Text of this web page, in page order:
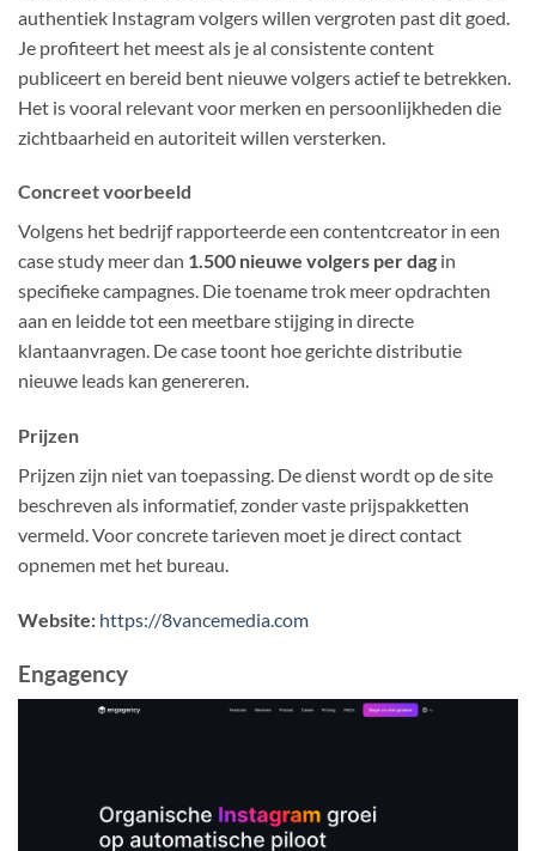
authentiek Instagram volgers willen vergroten past dit goed.
Je profiteert het meest als je al consistente content
publiceert en bereid bent nieuwe volgers actief te betrekken.
Het is vooral relevant voor merken en persoonlijkheden die
zichtbaarheid en autoriteit willen versterken.
Concreet voorbeeld
Volgens het bedrijf rapporteerde een contentcreator in een
case study meer dan 1.500 nieuwe volgers per dag in
specifieke campagnes. Die toename trok meer opdrachten
aan en leidde tot een meetbare stijging in directe
klantaanvragen. De case toont hoe gerichte distributie
nieuwe leads kan genereren.
Prijzen
Prijzen zijn niet van toepassing. De dienst wordt op de site
beschreven als informatief, zonder vaste prijspakketten
vermeld. Voor concrete tarieven moet je direct contact
opnemen met het bureau.
Website: https://8vancemedia.com
Engagency